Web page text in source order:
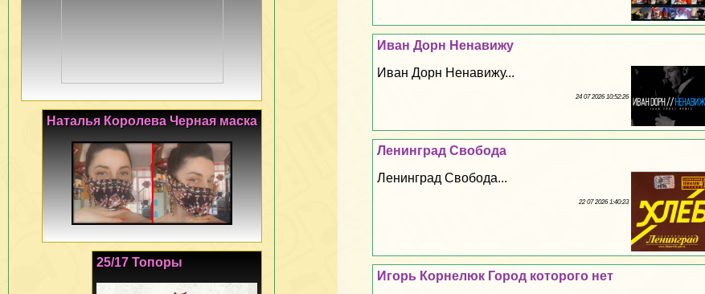
Иван Дорн Ненавижу
Иван Дорн Ненавижу...
24 07 2026 10:52:26
Ленинград Свобода
Ленинград Свобода...
22 07 2026 1:40:23
Игорь Корнелюк Город которого нет
Наталья Королева Черная маска
25/17 Топоры